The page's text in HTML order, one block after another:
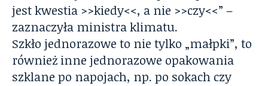
jest kwestia >>kiedy<<, a nie >>czy<<” –
zaznaczyła ministra klimatu.
Szkło jednorazowe to nie tylko „małpki”, to
również inne jednorazowe opakowania
szklane po napojach, np. po sokach czy